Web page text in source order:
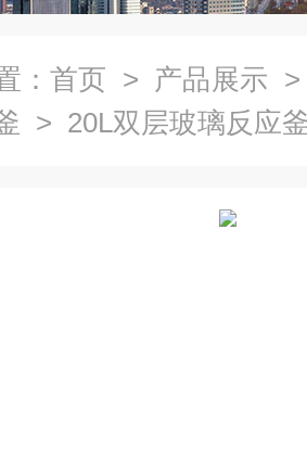
： 首页 > 产品展示
> 20L双层玻璃反应